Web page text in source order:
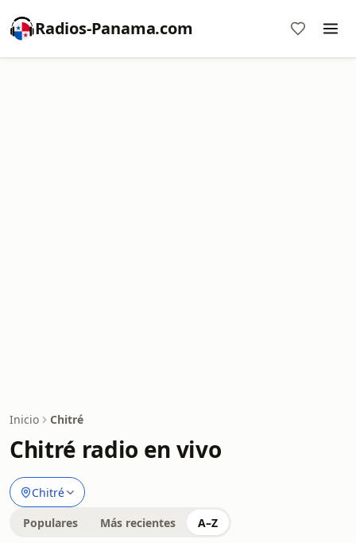
Radios-Panama.com
Inicio Chitré
Chitré radio en vivo
Chitré
Populares Más recientes A–Z